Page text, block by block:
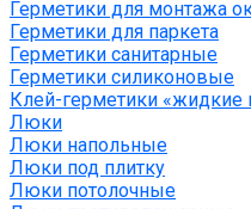
Герметики для монтажа
Герметики для паркета
Герметики санитарные
Герметики силиконовые
Клей-герметики «жидкие
Люки
Люки напольные
Люки под плитку
Люки потолочные